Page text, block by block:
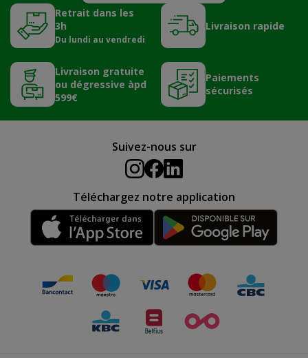
Retrait dans les
3h
Du lundi au vendredi
Livraison rapide
Livraison gratuite
ou dégressive àpd
599€
Paiements
sécurisés
Suivez-nous sur
Téléchargez notre application